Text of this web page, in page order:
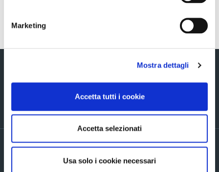
Marketing
Mostra dettagli
Accetta tutti i cookie
Accetta selezionati
Usa solo i cookie necessari
Torna indietro
0438 82096 C.F. - P.I. - R.I. 03916270261
PRIVACY POLICY ED INFORMATIVE GENERALI